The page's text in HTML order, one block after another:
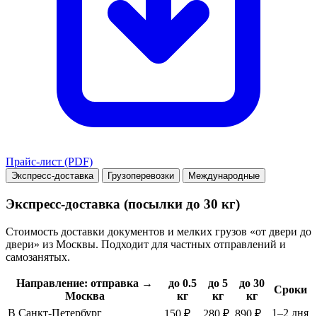
Прайс-лист (PDF)
Экспресс-доставка Грузоперевозки Международные
Экспресс-доставка (посылки до 30 кг)
Стоимость доставки документов и мелких грузов «от двери до
двери» из Москвы. Подходит для частных отправлений и
самозанятых.
Направление: отправка →
Москва
до 0.5
кг
до 5
кг
до 30
кг
Сроки
В Санкт-Петербург
150 ₽ 280 ₽ 890 ₽ 1–2 дня